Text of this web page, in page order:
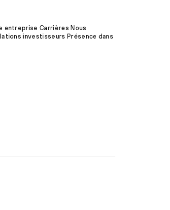
entreprise Carrières Nous
investisseurs Présence dans